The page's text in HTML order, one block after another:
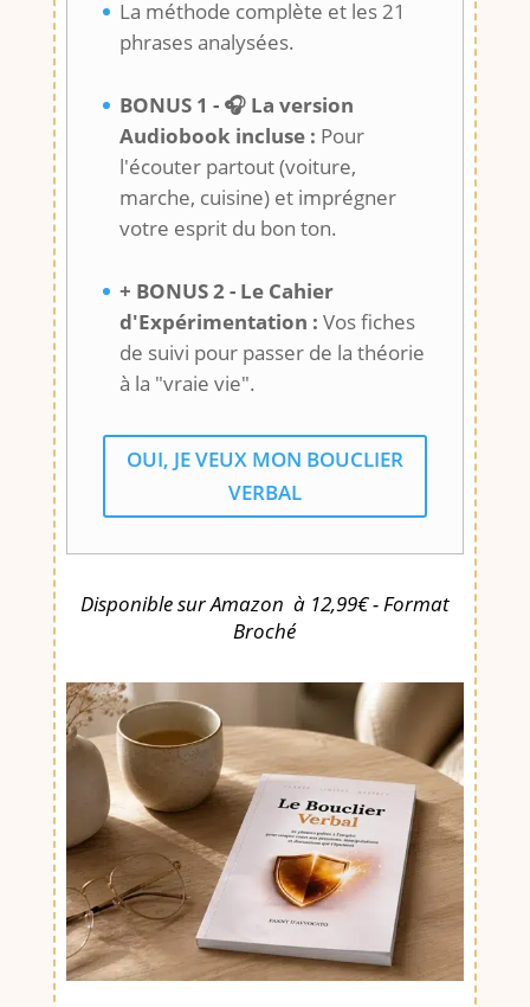
La méthode complète et les 21
phrases analysées.
BONUS 1 - 🎧 La version
Audiobook incluse : Pour
l'écouter partout (voiture,
marche, cuisine) et imprégner
votre esprit du bon ton.
+ BONUS 2 - Le Cahier
d'Expérimentation : Vos fiches
de suivi pour passer de la théorie
à la "vraie vie".
OUI, JE VEUX MON BOUCLIER
VERBAL
Disponible sur Amazon à 12,99€ - Format
Broché